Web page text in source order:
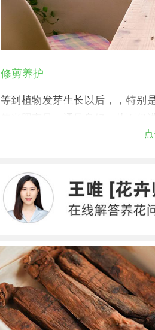
修剪养护
等到植物发芽生长以后，，特别